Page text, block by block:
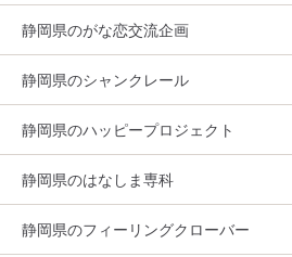
静岡県のがな恋交流企画
静岡県のシャンクレール
静岡県のハッピープロジェクト
静岡県のはなしま専科
静岡県のフィーリングクローバー